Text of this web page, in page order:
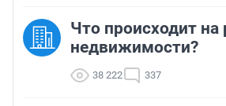
Что происходит на
недвижимости?
38 222 337